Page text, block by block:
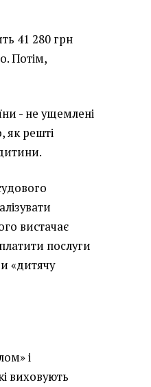
41 280 грн
Потім,
- не ущемлені
як решті
вистачає
послуги
«дитячу
і
виховують